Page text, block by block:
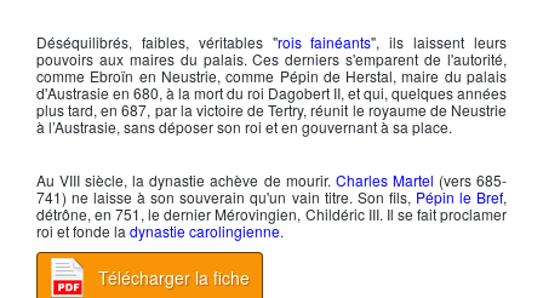
Déséquilibrés, faibles, véritables "rois fainéants", ils laissent leurs
pouvoirs aux maires du palais. Ces derniers s'emparent de l'autorité,
comme Ebroïn en Neustrie, comme Pépin de Herstal, maire du palais
d'Austrasie en 680, à la mort du roi Dagobert II, et qui, quelques années
plus tard, en 687, par la victoire de Tertry, réunit le royaume de Neustrie
à l’Austrasie, sans déposer son roi et en gouvernant à sa place.
Au VIII siècle, la dynastie achève de mourir. Charles Martel (vers 685-
741) ne laisse à son souverain qu'un vain titre. Son fils, Pépin le Bref,
détrône, en 751, le dernier Mérovingien, Childéric III. Il se fait proclamer
roi et fonde la dynastie carolingienne.
Télécharger la fiche